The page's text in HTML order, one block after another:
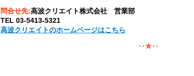
問合せ先:高波クリエイト株式会社 営業部
TEL 03-5413-5321
高波クリエイトのホームページはこちら
･･★･･